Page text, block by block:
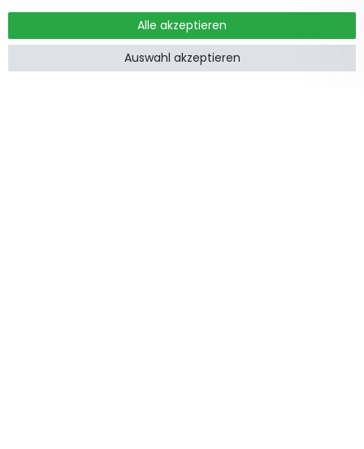
Alle akzeptieren
Auswahl akzeptieren
Informationen